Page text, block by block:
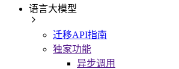
语言大模型
迁移API指南
独家功能
异步调用